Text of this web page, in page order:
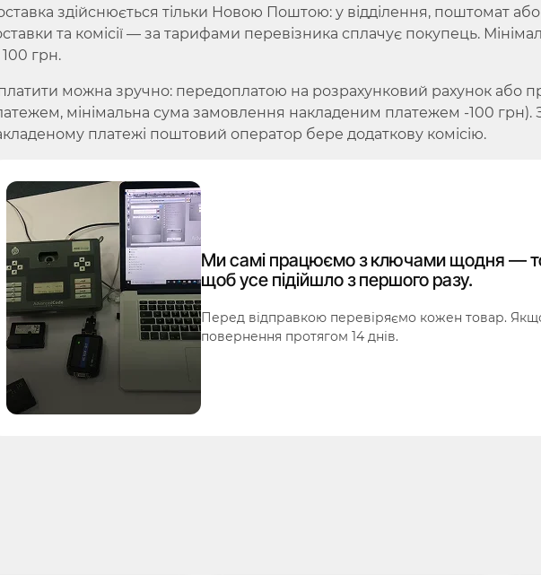
здійснюється тільки Новою Поштою: у відділення, поштомат
та комісії — за тарифами перевізника сплачує покупець.
грн.
можна зручно: передоплатою на розрахунковий рахунок або
мінімальна сума замовлення накладеним платежем -100 грн).
платежі поштовий оператор бере додаткову комісію.
Ми самі працюємо з ключами щодня —
щоб усе підійшло з першого разу.
Перед відправкою перевіряємо кожен товар.
повернення протягом 14 днів.